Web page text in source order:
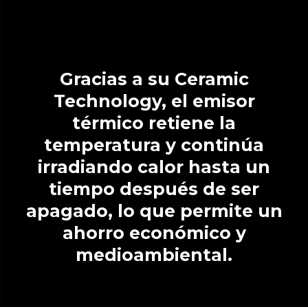
Gracias a su Ceramic
Technology, el emisor
térmico retiene la
temperatura y continúa
irradiando calor hasta un
tiempo después de ser
apagado, lo que permite un
ahorro económico y
medioambiental.